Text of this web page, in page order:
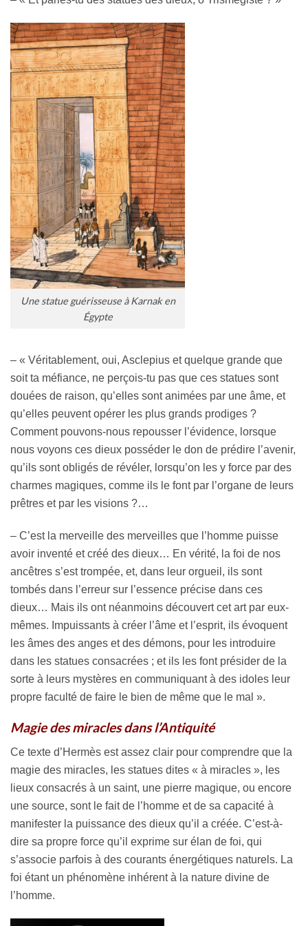
Une statue guérisseuse à Karnak en
Égypte
– « Véritablement, oui, Asclepius et quelque grande que
soit ta méfiance, ne perçois-tu pas que ces statues sont
douées de raison, qu’elles sont animées par une âme, et
qu’elles peuvent opérer les plus grands prodiges ?
Comment pouvons-nous repousser l’évidence, lorsque
nous voyons ces dieux posséder le don de prédire l’avenir,
qu’ils sont obligés de révéler, lorsqu’on les y force par des
charmes magiques, comme ils le font par l’organe de leurs
prêtres et par les visions ?…
– C’est la merveille des merveilles que l’homme puisse
avoir inventé et créé des dieux… En vérité, la foi de nos
ancêtres s’est trompée, et, dans leur orgueil, ils sont
tombés dans l’erreur sur l’essence précise dans ces
dieux… Mais ils ont néanmoins découvert cet art par eux-
mêmes. Impuissants à créer l’âme et l’esprit, ils évoquent
les âmes des anges et des démons, pour les introduire
dans les statues consacrées ; et ils les font présider de la
sorte à leurs mystères en communiquant à des idoles leur
propre faculté de faire le bien de même que le mal ».
Magie des miracles dans l’Antiquité
Ce texte d’Hermès est assez clair pour comprendre que la
magie des miracles, les statues dites « à miracles », les
lieux consacrés à un saint, une pierre magique, ou encore
une source, sont le fait de l’homme et de sa capacité à
manifester la puissance des dieux qu’il a créée. C’est-à-
dire sa propre force qu’il exprime sur élan de foi, qui
s’associe parfois à des courants énergétiques naturels. La
foi étant un phénomène inhérent à la nature divine de
l’homme.